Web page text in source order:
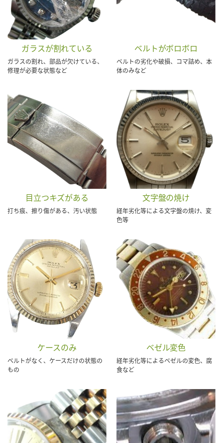
ガラスが割れている
ガラスの割れ、部品が欠けている、
修理が必要な状態など
ベルトがボロボロ
ベルトの劣化や破損、コマ詰め、本
体のみなど
目立つキズがある
打ち痕、擦り傷がある、汚い状態
文字盤の焼け
経年劣化等による文字盤の焼け、変
色等
ケースのみ
ベルトがなく、ケースだけの状態の
もの
ベゼル変色
経年劣化等によるベゼルの変色、腐
食など